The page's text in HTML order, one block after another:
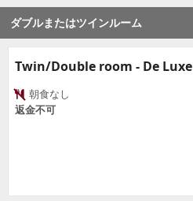
ダブルまたはツインルーム
Twin/Double room - De Luxe
朝食なし
返金不可